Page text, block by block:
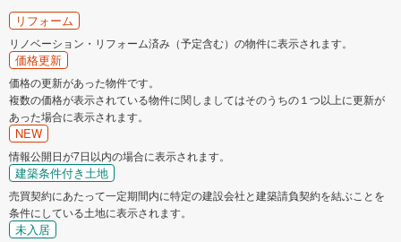
リフォーム
リノベーション・リフォーム済み（予定含む）の物件に表示されます。
価格更新
価格の更新があった物件です。
複数の価格が表示されている物件に関しましてはそのうちの１つ以上に更新が
あった場合に表示されます。
NEW
情報公開日が7日以内の場合に表示されます。
建築条件付き土地
売買契約にあたって一定期間内に特定の建設会社と建築請負契約を結ぶことを
条件にしている土地に表示されます。
未入居